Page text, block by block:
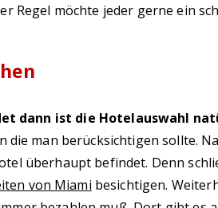
Regel möchte jeder gerne ein
dann ist die Hotelauswahl
die man berücksichtigen sollte.
überhaupt befindet. Denn
von Miami besichtigen.